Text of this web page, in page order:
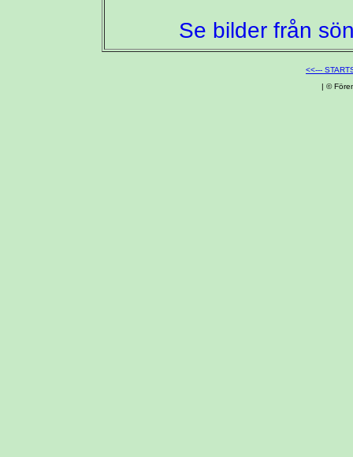
Se bilder från
<<---
| ©